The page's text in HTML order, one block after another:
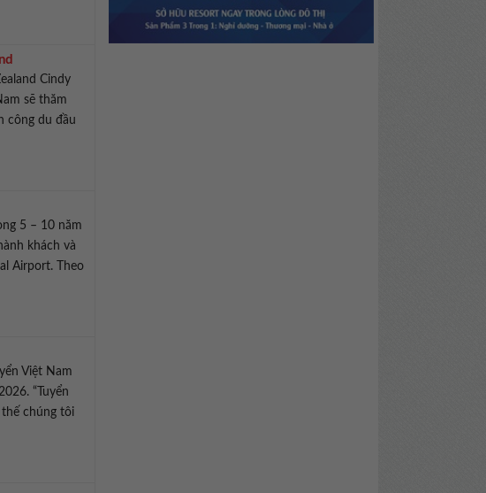
Cindy
sẽ thăm
công du đầu
5 – 10 năm
khách và
Airport. Theo
Việt Nam
“Tuyển
chúng tôi